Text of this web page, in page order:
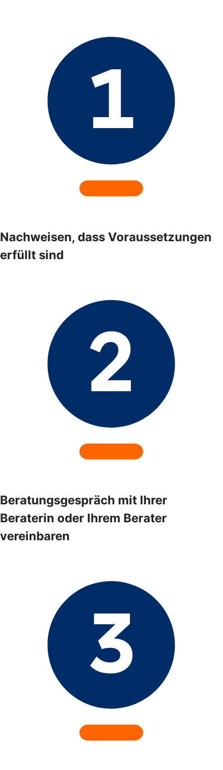
Nachweisen, dass Voraussetzungen
erfüllt sind
Beratungsgespräch mit Ihrer
Beraterin oder Ihrem Berater
vereinbaren